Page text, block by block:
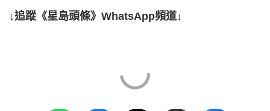
↓追蹤《星島頭條》WhatsApp頻道↓